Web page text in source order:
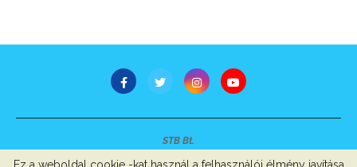
STB Bt.
Minden jog fenntartva © 2007-2022